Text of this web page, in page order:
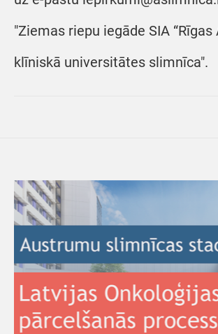
"Ziemas riepu iegāde SIA
klīniskā universitātes slimnīca".